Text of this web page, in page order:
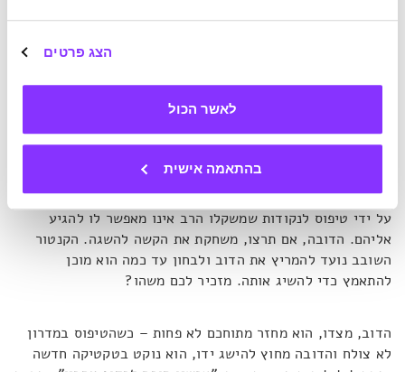
הצג פרטים
לאשר הכול
בהתאמה אישית
הזוג המאוהב מתחיל לשעוט במורד ההר. הריצה – שהופכת
לסקי לסירוגין – מלווה בענני שלג המתאבכים מחמת משקלם של
לכם להתבלבל, למרות המשחק הרומנטי, הדובה לא מתכוונת
להפוך את המשימה של הדוב לקלה, והיא מתחילה להתגרות בו
על ידי טיפוס לנקודות שמשקלו הרב אינו מאפשר לו להגיע
אליהם. הדובה, אם תרצו, משחקת את הקשה להשגה. הקנטור
השובב נועד להמריץ את הדוב ולבחון עד כמה הוא מוכן
להתאמץ כדי להשיג אותה. מזכיר לכם משהו?
הדוב, מצדו, הוא מחזר מתוחכם לא פחות – כשהטיפוס במדרון
לא צולח והדובה מחוץ להישג ידו, הוא נוקט בטקטיקה חדשה